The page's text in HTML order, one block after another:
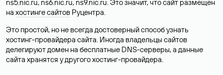
ns5.nic.ru, ns6.nic.ru, ns9.nic.ru. Это значит, что сайт размещен
на хостинге сайтов Руцентра.
Это простой, но не всегда достоверный способ узнать
хостинг-провайдера сайта. Иногда владельцы сайтов
делегируют домен на бесплатные DNS-серверы, а данные
сайта хранятся у другого хостинг-провайдера.